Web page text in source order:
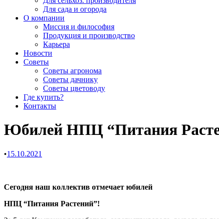
Для сада и огорода
О компании
Миссия и философия
Продукция и производство
Карьера
Новости
Советы
Советы агронома
Советы дачнику
Советы цветоводу
Где купить?
Контакты
Юбилей НПЦ “Питания
•15.10.2021
Сегодня наш коллектив отмечает юбилей
НПЦ “Питания Растений”!